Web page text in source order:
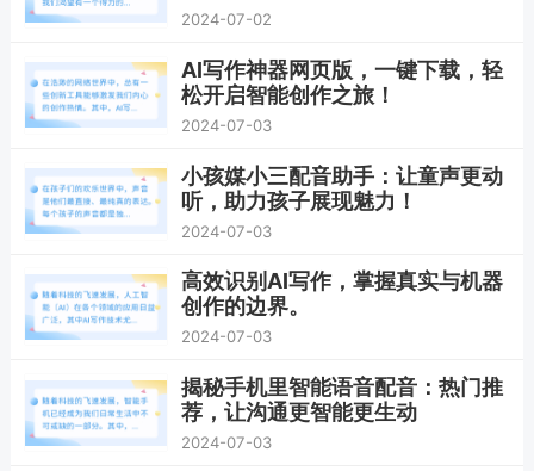
2024-07-02
AI写作神器网页版，一键下载，轻
松开启智能创作之旅！
2024-07-03
小孩媒小三配音助手：让童声更动
听，助力孩子展现魅力！
2024-07-03
高效识别AI写作，掌握真实与机器
创作的边界。
2024-07-03
揭秘手机里智能语音配音：热门推
荐，让沟通更智能更生动
2024-07-03